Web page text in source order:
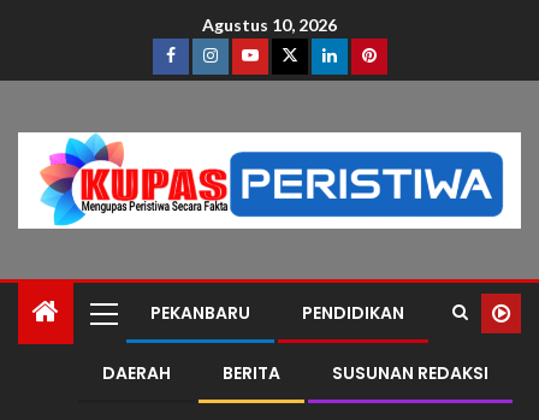
Agustus 10, 2026
PEKANBARU PENDIDIKAN
DAERAH BERITA SUSUNAN REDAKSI